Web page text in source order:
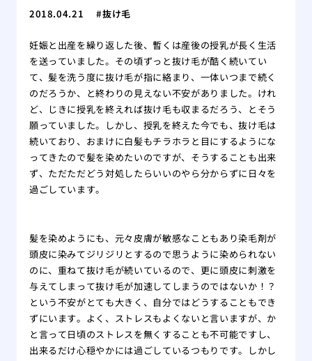
2018.04.21 抜け毛
妊娠と出産を繰り返した後、暫くは産後の授乳が長く生活
を送っていました。その頃ずっと抜け毛が酷く続いてい
て、髪を洗う度に抜け毛が指に絡まり、一体いつまで続く
のだろうか、と終わりの見えない不安がありました。けれ
ど、じきに授乳を終えれば抜け毛も収まるだろう、とそう
願っていました。しかし、授乳を終えた今でも、抜け毛は
続いており、おまけに白髪もチラホラと目にするようにな
ってきたので髪を染めたいのですが、そうすることも出来
ず、ただただどう対処したらいいのやら分からずに日々を
過ごしています。
髪を染めようにも、元々皮膚が敏感なこともあり染毛剤が
頭皮に染みてジリジリとするので思うように染められない
のに、重ねて抜け毛が続いているので、更に頭皮に刺激を
与えてしまって抜け毛が加速してしまうのではないか！？
という不安がとても大きく、自分ではどうすることもでき
ずにいます。よく、ストレスもよくないと言いますが、か
と言って日頃のストレスを無くすることも不可能ですし、
出来るだけ心穏やかには過ごしているつもりです。しかし